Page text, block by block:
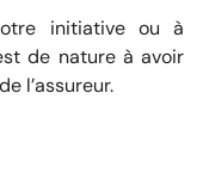
initiative ou à
de nature à avoir
l’assureur.